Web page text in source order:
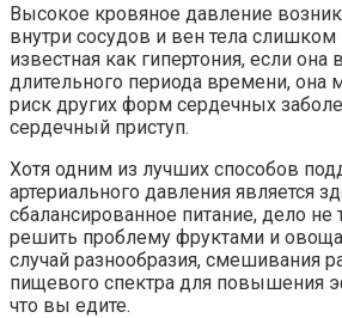
Высокое кровяное давление
внутри сосудов и вен тела
известная как гипертония, если она
длительного периода времени, она
риск других форм сердечных
сердечный приступ.
Хотя одним из лучших способов
артериального давления является
сбалансированное питание, дело не
решить проблему фруктами и
случай разнообразия, смешивания
пищевого спектра для повышения
что вы едите.